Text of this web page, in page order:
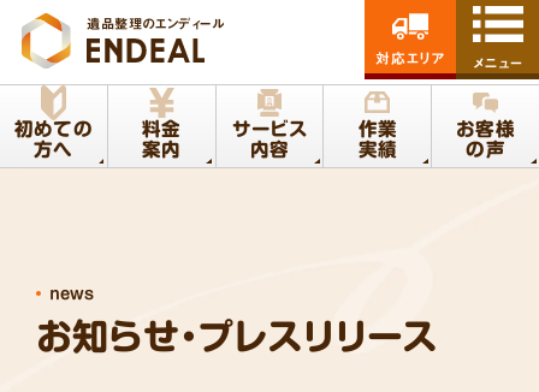
遺品整理のエンディール
初めての
方へ
料金
案内
サービス
内容
作業
実績
お客様
の声
対応エリア メニュー
お知らせ・プレスリリース
news